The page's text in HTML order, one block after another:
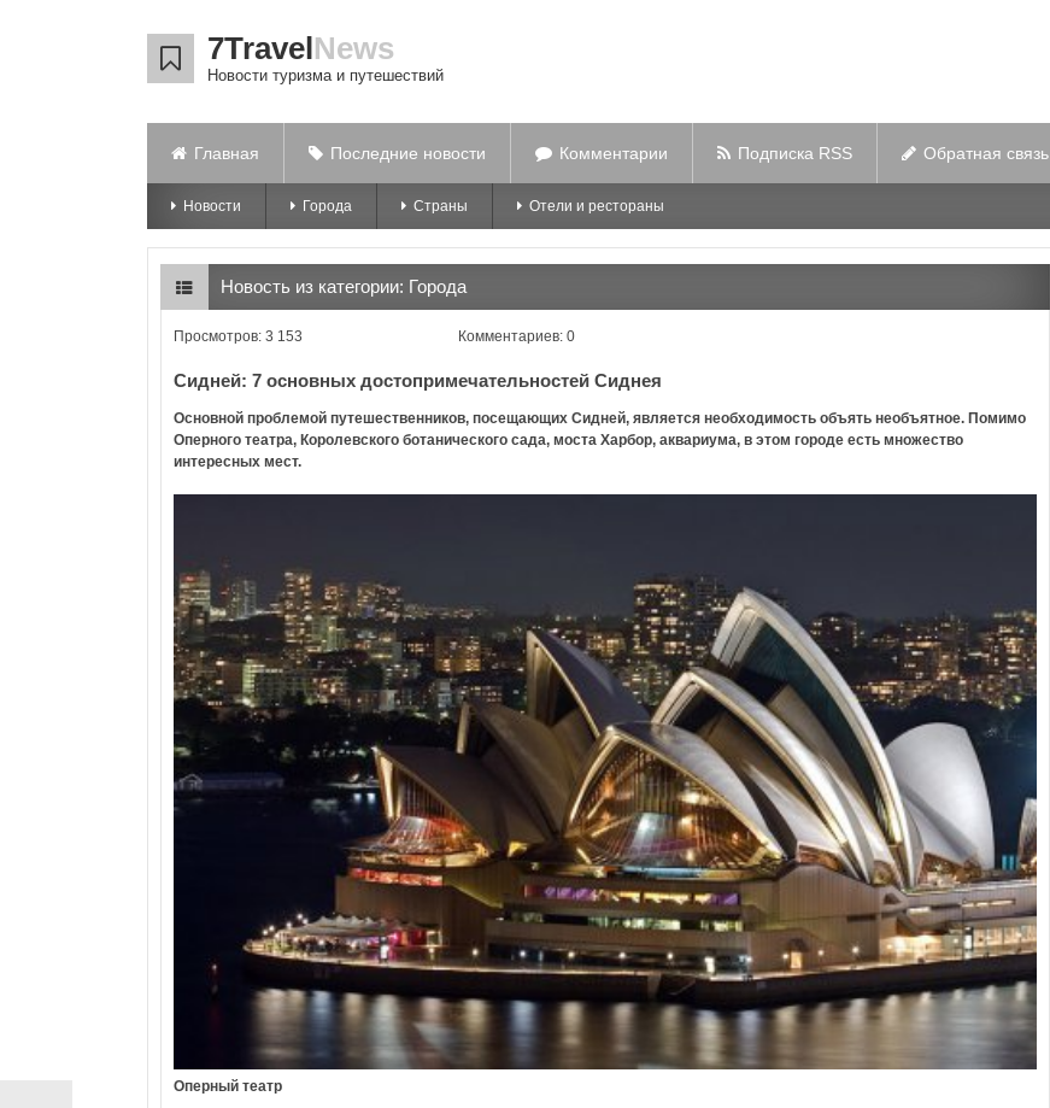
7TravelNews
Новости туризма и путешествий
Главная Последние новости Комментарии Подписка RSS Обратная связь
Новости Города Страны Отели и рестораны
Новость из категории: Города
Просмотров: 3 153 Комментариев: 0
Сидней: 7 основных достопримечательностей Сиднея
Основной проблемой путешественников, посещающих Сидней, является необходимость объять необъятное. Помимо
Оперного театра, Королевского ботанического сада, моста Харбор, аквариума, в этом городе есть множество
интересных мест.
Оперный театр